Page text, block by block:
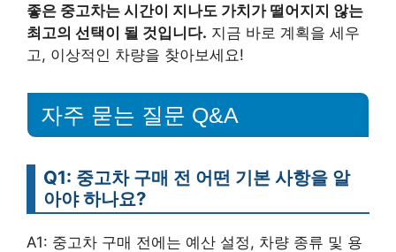
좋은 중고차는 시간이 지나도 가치가 떨어지지 않는
최고의 선택이 될 것입니다. 지금 바로 계획을 세우
고, 이상적인 차량을 찾아보세요!
자주 묻는 질문 Q&A
Q1: 중고차 구매 전 어떤 기본 사항을 알
아야 하나요?
A1: 중고차 구매 전에는 예산 설정, 차량 종류 및 용